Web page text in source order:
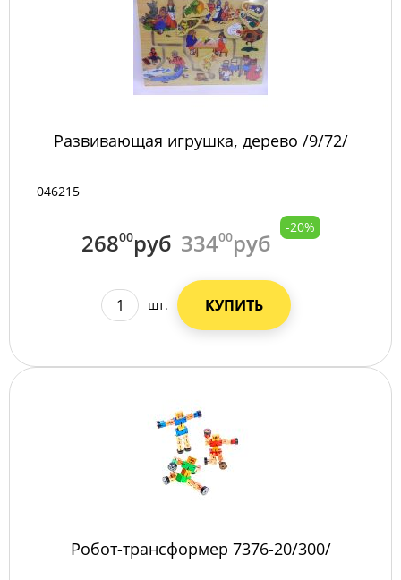
Развивающая игрушка, дерево /9/72/
046215
26800руб 33400руб
-20%
шт. КУПИТЬ
Робот-трансформер 7376-20/300/